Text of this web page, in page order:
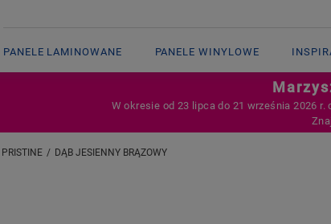
PANELE LAMINOWANE PANELE WINYLOWE
W okresie od 23 lipca do 21 września 2026
PRISTINE DĄB JESIENNY BRĄZOWY